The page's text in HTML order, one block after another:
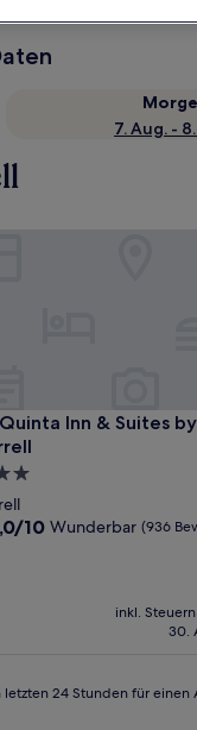
7. Aug. -
Inn & Suites
Inn & Suites by
10 Wunderbar (936
inkl.
30.
Quinta Inn & Suites by
24 Stunden für